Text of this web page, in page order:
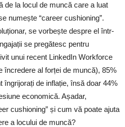
de la locul de muncă care a luat
numește “career cushioning”.
se vorbește despre el într-
se pregătesc pentru
unui recent LinkedIn Workforce
încredere al forței de muncă), 85%
îngrijorați de inflație, însă doar 44%
economică. Așadar,
cushioning” și cum vă poate ajuta
a locului de muncă?